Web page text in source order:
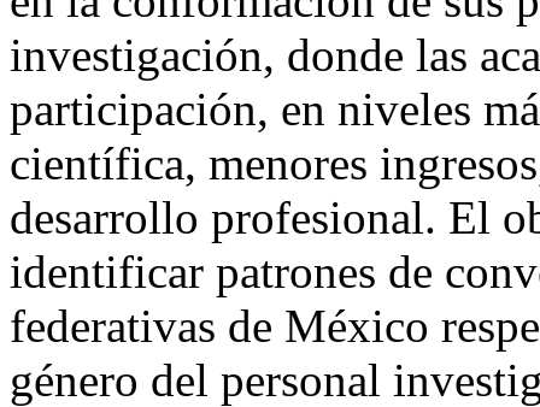
investigación, donde las
participación, en niveles
científica, menores
desarrollo profesional. El
identificar patrones de
federativas de México
género del personal